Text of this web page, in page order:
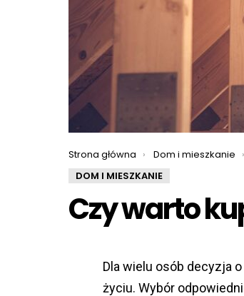
You are here:
Strona główna Dom i mieszkanie
DOM I MIESZKANIE
Czy warto
Dla wielu osób decyzja
życiu. Wybór